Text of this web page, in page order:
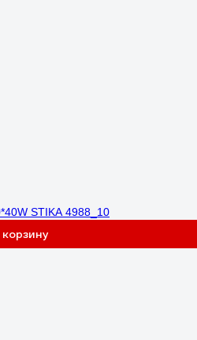
STIKA 4988_10
корзину